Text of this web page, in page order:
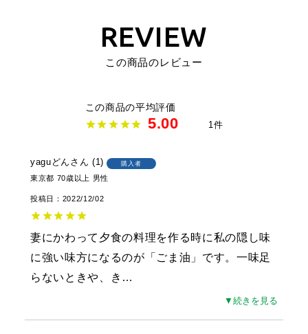
REVIEW
この商品のレビュー
5.00 1
yaguどん 1 購入者
東京都 70歳以上 男性
投稿日 2022/12/02
妻にかわって夕食の料理を作る時に私の隠し味
に強い味方になるのが「ごま油」です。一味足
らないときや、き …
▼続きを見る